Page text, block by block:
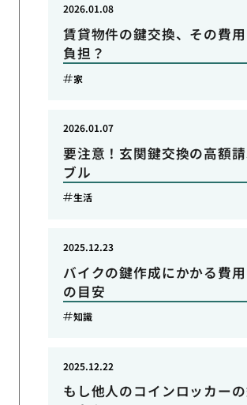
賃貸物件の鍵交換、その費
負担？
2026.01.08
家
要注意！玄関鍵交換の高額
ブル
2026.01.07
生活
バイクの鍵作成にかかる費
の目安
2025.12.23
知識
もし他人のコインロッカー
2025.12.22